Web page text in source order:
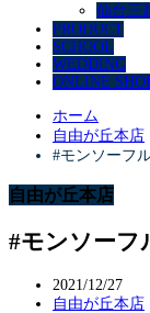
仙台三
PRODUCT
SCHOOL
WEDDING
ONLINE
ホーム
自由が丘本店
#モンソーフ
自由が丘本店
#モンソーフ
2021/12/27
自由が丘本店